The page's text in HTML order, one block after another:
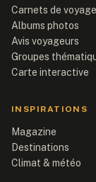
Carnets de voyage
Albums photos
Avis voyageurs
Groupes
Carte interactive
INSPIRATIONS
Magazine
Destinations
Climat & météo